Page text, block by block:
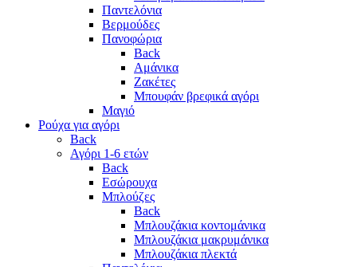
Παντελόνια
Βερμούδες
Πανοφώρια
Back
Αμάνικα
Ζακέτες
Μπουφάν βρεφικά αγόρι
Μαγιό
Ρούχα για αγόρι
Back
Αγόρι 1-6 ετών
Back
Εσώρουχα
Μπλούζες
Back
Μπλουζάκια κοντομάνικα
Μπλουζάκια μακρυμάνικα
Μπλουζάκια πλεκτά